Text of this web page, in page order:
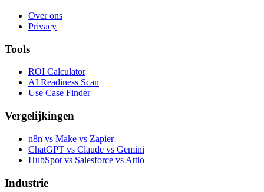
Over ons
Privacy
Tools
ROI Calculator
AI Readiness Scan
Use Case Finder
Vergelijkingen
n8n vs Make vs Zapier
ChatGPT vs Claude vs Gemini
HubSpot vs Salesforce vs Attio
Industrie